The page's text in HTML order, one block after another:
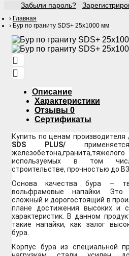
Забыли пароль?
Главная
Бур по граниту SDS+ 25х1000 мм
Описание
Характеристики
Отзывы 0
Сертификаты
Купить по ценам производителя
SDS PLUS/
используемых в том
строительстве, прочностью до
Основа качества бура –
вольфрамовые напайки. Это
сложный и дорогостоящий в
плане достижения высоких и
характеристик. В данном
такие напайки, как залог
бура.
Корпус бура из специальной